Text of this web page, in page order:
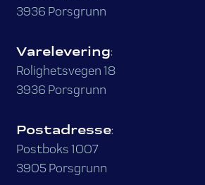
3936 Porsgrunn
Varelevering:
Rolighetsvegen 18
3936 Porsgrunn
Postadresse:
Postboks 1007
3905 Porsgrunn